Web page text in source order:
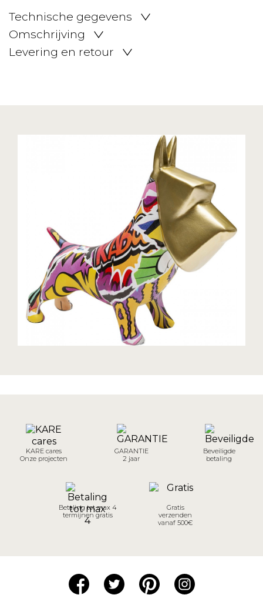
Technische gegevens
Omschrijving
Levering en retour
KARE cares
Onze projecten
GARANTIE
2 jaar
Beveiligde
betaling
Betaling tot max 4
termijnen gratis
Gratis
verzenden
vanaf 500€